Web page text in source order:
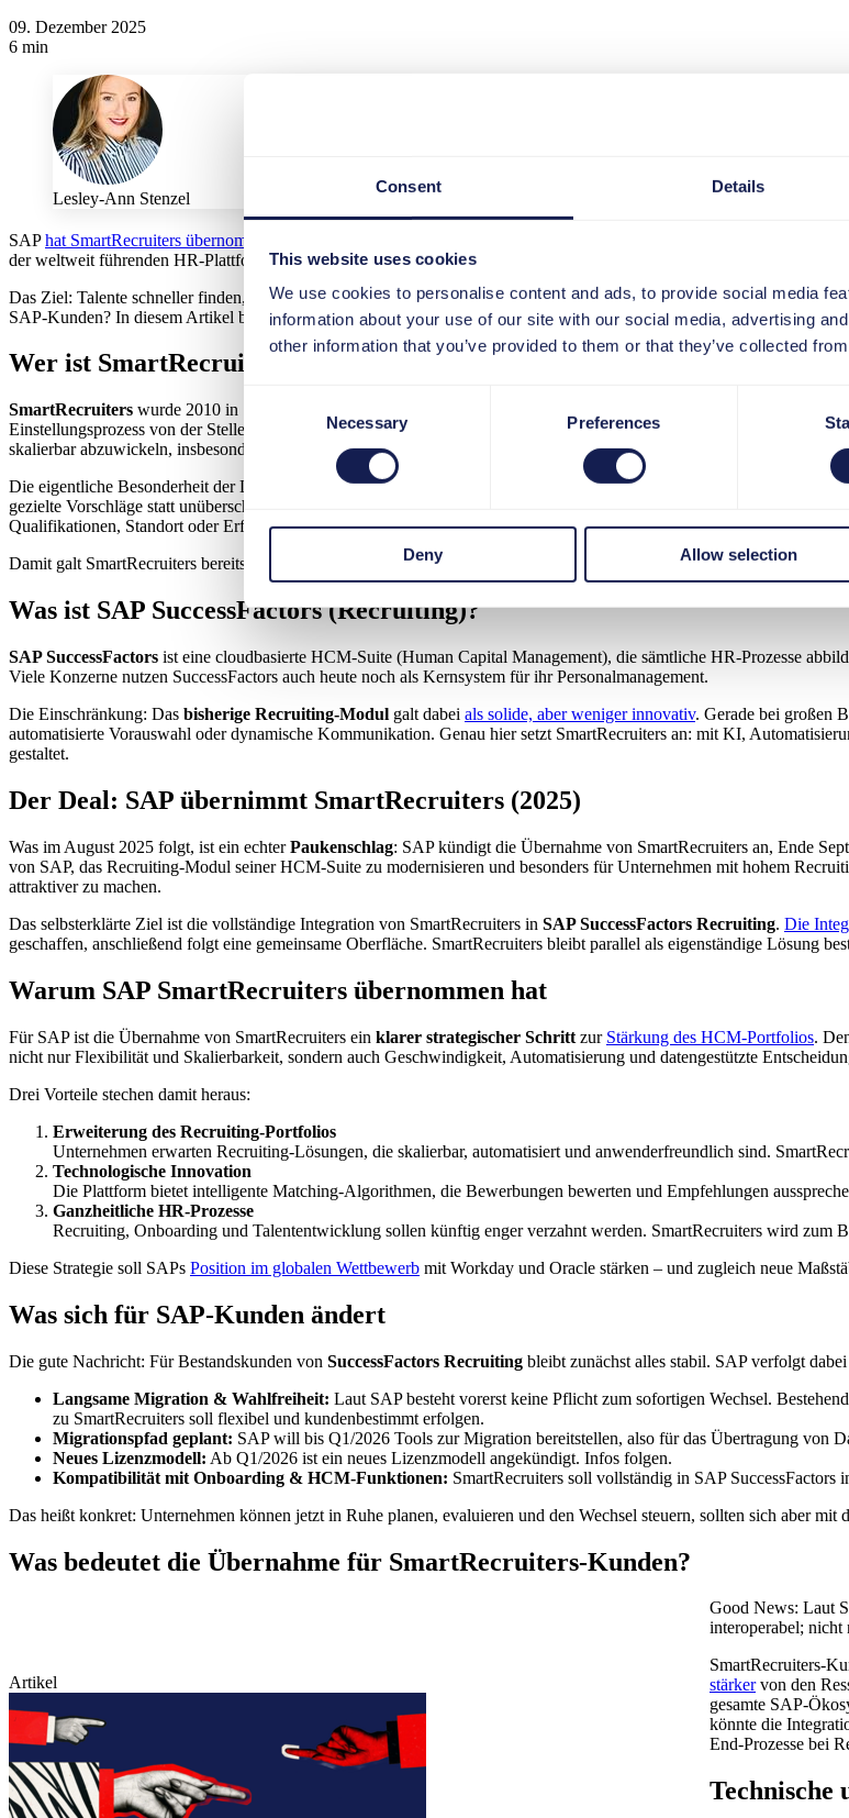
Consent Details
This website uses cookies
We use cookies to personalise content and ads, to provide social media
information about your use of our site with our social media, advertising
other information that you’ve provided to them or that they’ve collected
Selection
Necessary Preferences
Deny Allow selection
09. Dezember 2025
6 min
Lesley-Ann Stenzel
SAPhat SmartRecruiters übernommen und damit einen Wendepunkt im Recruiting-Markt geschaffen. Mit diesem
der weltweit führenden HR-Plattformen, undSmartRecruiters, bekannt für datenbasiertes, KI-gestütztes Recruiting.
Das Ziel: Talente schneller finden, Auswahlprozesse präziser gestalten und HR-Abteilungen von administrativen
SAP-Kunden? In diesem Artikel betrachten wir, was genau hinter dem Deal steckt, welche Chancen und Risiken
Wer ist SmartRecruiters?
SmartRecruiters wurde 2010 in San Francisco gegründet und zählt heute zu den
Einstellungsprozess von der Stellenausschreibung bis zur Vertragsunterschrift. Die Plattform ist besonders stark darin,
skalierbar abzuwickeln, insbesondere bei großen Unternehmen mit vielen Stellenangeboten.
Die eigentliche Besonderheit der Lösung liegt in derkünstlichen Intelligenz (KI)
, die Bewerbungen analysiert, Profile
gezielte Vorschläge statt unüberschaubarer Bewerberlisten. Beispiel: Ein Handelsunternehmen mit mehreren tausend
Qualifikationen, Standort oder Erfahrungsniveau.
Damit galt SmartRecruiters bereits vor der Übernahme durch SAP als
moderne, leistungsfähige Alternativezu
Was ist SAP SuccessFactors (Recruiting)?
SAP SuccessFactors ist eine cloudbasierte HCM-Suite (Human Capital Management), die sämtliche HR-Prozesse
Viele Konzerne nutzen SuccessFactors auch heute noch als Kernsystem für ihr Personalmanagement.
Die Einschränkung: Das bisherige Recruiting-Modul galt dabei als solide, aber weniger innovativ. Gerade bei großen
automatisierte Vorauswahl oder dynamische Kommunikation. Genau hier setzt SmartRecruiters an: mit KI,
gestaltet.
Der Deal: SAP übernimmt SmartRecruiters (2025)
Was im August 2025 folgt, ist ein echterPaukenschlag: SAP kündigt die Übernahme von SmartRecruiters an, Ende
von SAP, das Recruiting-Modul seiner HCM-Suite zu modernisieren und besonders für Unternehmen mit hohem
attraktiver zu machen.
Das selbsterklärte Ziel ist die vollständige Integration von SmartRecruiters in SAP SuccessFactors Recruiting. Die
geschaffen, anschließend folgt eine gemeinsame Oberfläche. SmartRecruiters bleibt parallel als eigenständige Lösung
Warum SAP SmartRecruiters übernommen hat
Für SAP ist die Übernahme von SmartRecruiters ein klarer strategischer Schritt zur Stärkung des HCM-Portfolios.
nicht nur Flexibilität und Skalierbarkeit, sondern auch Geschwindigkeit, Automatisierung und datengestützte
Drei Vorteile stechen damit heraus:
Erweiterung des Recruiting-Portfolios
Unternehmen erwarten Recruiting-Lösungen, die skalierbar, automatisiert und anwenderfreundlich sind.
Technologische Innovation
Die Plattform bietet intelligente Matching-Algorithmen, die Bewerbungen bewerten und Empfehlungen
Ganzheitliche HR-Prozesse
Recruiting, Onboarding und Talententwicklung sollen künftig enger verzahnt werden. SmartRecruiters wird zum
Diese Strategie soll SAPs Position im globalen Wettbewerb mit Workday und Oracle stärken – und zugleich neue
Was sich für SAP-Kunden ändert
Die gute Nachricht: Für Bestandskunden von SuccessFactors Recruiting bleibt zunächst alles stabil. SAP verfolgt dabei
Langsame Migration & Wahlfreiheit: Laut SAP besteht vorerst keine Pflicht zum sofortigen Wechsel.
zu SmartRecruiters soll flexibel und kundenbestimmt erfolgen.
Migrationspfad geplant: SAP will bis Q1/2026 Tools zur Migration bereitstellen, also für das Übertragung von
Neues Lizenzmodell: Ab Q1/2026 ist ein neues Lizenzmodell angekündigt. Infos folgen.
Kompatibilität mit Onboarding & HCM-Funktionen: SmartRecruiters soll vollständig in SAP
Das heißt konkret: Unternehmen können jetzt in Ruhe planen, evaluieren und den Wechsel steuern, sollten sich aber mit
Was bedeutet die Übernahme für SmartRecruiters-Kunden?
Artikel
Good News: Laut
interoperabel; nicht
SmartRecruiters-
stärkervon den
gesamte SAP-
könnte die
End-Prozesse bei